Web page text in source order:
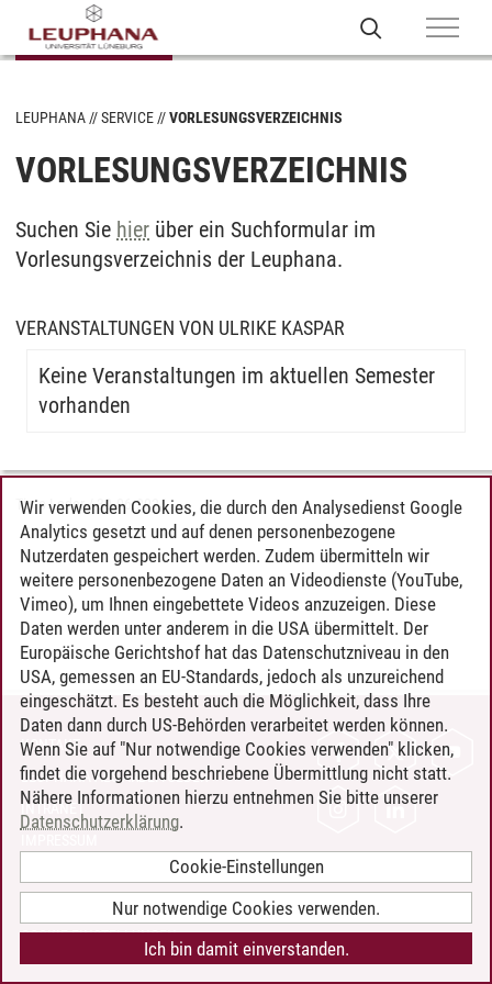
LEUPHANA SERVICE VORLESUNGSVERZEICHNIS
VORLESUNGSVERZEICHNIS
Suchen Sie hier über ein Suchformular im
Vorlesungsverzeichnis der Leuphana.
VERANSTALTUNGEN VON ULRIKE KASPAR
Keine Veranstaltungen im aktuellen Semester
vorhanden
Timo Leder/30.06.2024
KONTAKT
LEUPHANA ALS ARBEITGEBER
INTRANET
BARRIEREFREIHEIT
COOKIE-EINSTELLUNGEN
Wir verwenden Cookies, die durch den Analysedienst Google
Analytics gesetzt und auf denen personenbezogene
Nutzerdaten gespeichert werden. Zudem übermitteln wir
weitere personenbezogene Daten an Videodienste (YouTube,
Vimeo), um Ihnen eingebettete Videos anzuzeigen. Diese
Daten werden unter anderem in die USA übermittelt. Der
Europäische Gerichtshof hat das Datenschutzniveau in den
USA, gemessen an EU-Standards, jedoch als unzureichend
eingeschätzt. Es besteht auch die Möglichkeit, dass Ihre
Daten dann durch US-Behörden verarbeitet werden können.
Wenn Sie auf "Nur notwendige Cookies verwenden" klicken,
findet die vorgehend beschriebene Übermittlung nicht statt.
Nähere Informationen hierzu entnehmen Sie bitte unserer
Datenschutzerklärung.
Cookie-Einstellungen
Nur notwendige Cookies verwenden.
Ich bin damit einverstanden.